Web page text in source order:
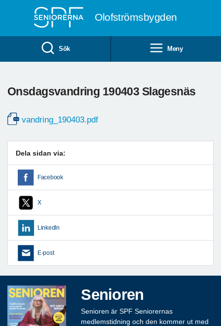
Olofströmsbygden
Sök Meny
Onsdagsvandring 190403 Slagesnäs
vandring_190403.pdf
Dela sidan via:
Facebook
X
LinkedIn
E-post
Senioren
Senioren är SPF Seniorernas
medlemstidning och den kommer ut med